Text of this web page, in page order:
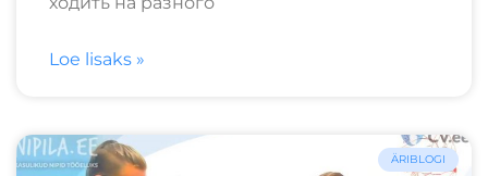
Loe lisaks »
ÄRIBLOGI